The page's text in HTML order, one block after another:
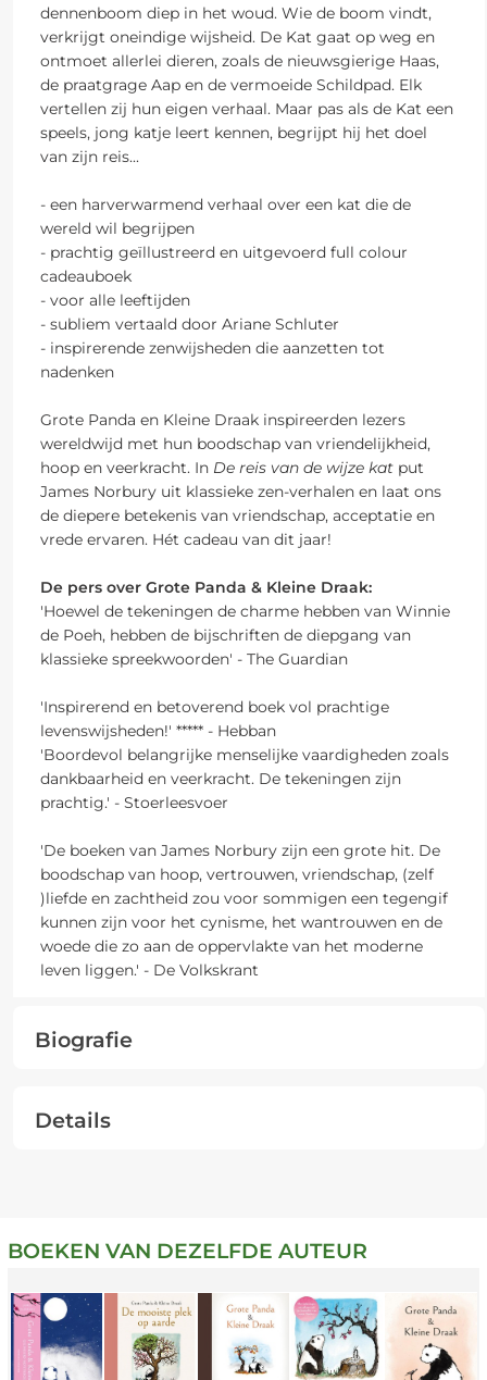
dennenboom diep in het woud. Wie de boom vindt,
verkrijgt oneindige wijsheid. De Kat gaat op weg en
ontmoet allerlei dieren, zoals de nieuwsgierige Haas,
de praatgrage Aap en de vermoeide Schildpad. Elk
vertellen zij hun eigen verhaal. Maar pas als de Kat een
speels, jong katje leert kennen, begrijpt hij het doel
van zijn reis...
- een harverwarmend verhaal over een kat die de
wereld wil begrijpen
- prachtig geïllustreerd en uitgevoerd full colour
cadeauboek
- voor alle leeftijden
- subliem vertaald door Ariane Schluter
- inspirerende zenwijsheden die aanzetten tot
nadenken
Grote Panda en Kleine Draak inspireerden lezers
wereldwijd met hun boodschap van vriendelijkheid,
hoop en veerkracht. In De reis van de wijze katput
James Norbury uit klassieke zen-verhalen en laat ons
de diepere betekenis van vriendschap, acceptatie en
vrede ervaren. Hét cadeau van dit jaar!
De pers over Grote Panda & Kleine Draak:
'Hoewel de tekeningen de charme hebben van Winnie
de Poeh, hebben de bijschriften de diepgang van
klassieke spreekwoorden' - The Guardian
'Inspirerend en betoverend boek vol prachtige
levenswijsheden!' ***** - Hebban
'Boordevol belangrijke menselijke vaardigheden zoals
dankbaarheid en veerkracht. De tekeningen zijn
prachtig.' - Stoerleesvoer
'De boeken van James Norbury zijn een grote hit. De
boodschap van hoop, vertrouwen, vriendschap, (zelf
)liefde en zachtheid zou voor sommigen een tegengif
kunnen zijn voor het cynisme, het wantrouwen en de
woede die zo aan de oppervlakte van het moderne
leven liggen.' - De Volkskrant
Biografie
Details
BOEKEN VAN DEZELFDE AUTEUR